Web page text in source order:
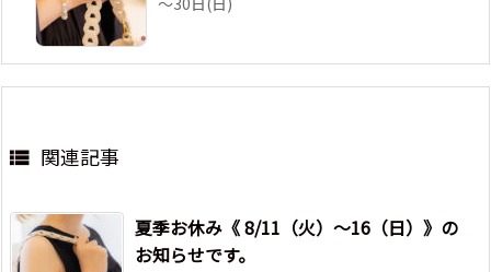
 関連記事
夏季お休み《 8/11（火）～16（日）》の
お知らせです。